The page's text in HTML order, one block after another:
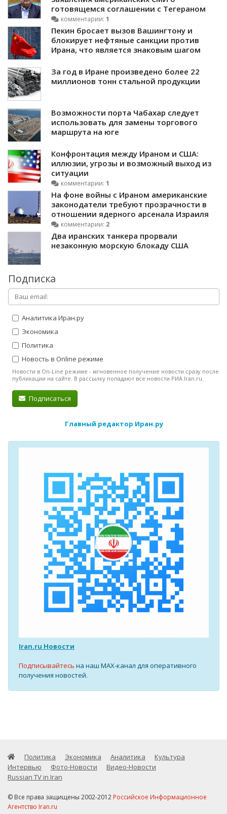
готовящемся соглашении с Тегераном
комментарии: 1
Пекин бросает вызов Вашингтону и
блокирует нефтяные санкции против
Ирана, что является знаковым шагом
За год в Иране произведено более 22
миллионов тонн стальной продукции
Возможности порта Чабахар следует
использовать для замены торгового
маршрута на юге
Конфронтация между Ираном и США:
иллюзии, угрозы и возможный выход из
ситуации
комментарии: 1
На фоне войны с Ираном американские
законодатели требуют прозрачности в
отношении ядерного арсенала Израиля
комментарии: 2
Два иранских танкера прорвали
незаконную морскую блокаду США
Подписка
Аналитика Иран.ру
Экономика
Политика
Новость в Online режиме
Новости в On-Line режиме - мгновенное получение новости сразу после
публикации на сайте. В рассылку попадают все новости РИА Iran.ru.
Подписаться
Главный редактор Иран.ру
Iran.ru Новости
Подписывайтесь на наш MAX-канал для оперативного
получения новостей.
Политика Экономика Аналитика
Культура
Интервью
Фото-Новости
Видео-Новости
Russian TV in Iran
© Все права защищены 2002-2012 Российское Информационное
Агентство Iran.ru